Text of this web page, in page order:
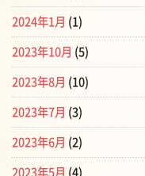
2024年1月 (1)
2023年10月 (5)
2023年8月 (10)
2023年7月 (3)
2023年6月 (2)
2023年5月 (4)